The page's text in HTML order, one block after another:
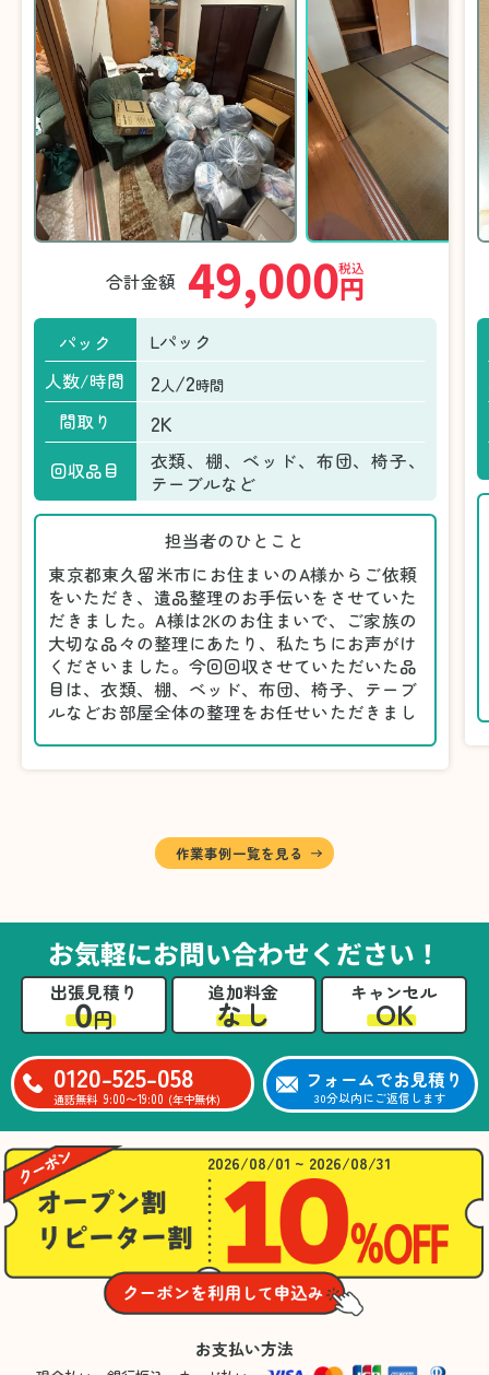
合計金額 49,000円
税込
パック
Lパック
人数/時間
2人 /2時間
間取り 2K
回収品目
衣類、棚、ベッド、布団、椅子、
テーブルなど
担当者のひとこと
東京都東久留米市にお住まいのA様からご依頼
をいただき、遺品整理のお手伝いをさせていた
だきました。A様は2Kのお住まいで、ご家族の
大切な品々の整理にあたり、私たちにお声がけ
くださいました。今回回収させていただいた品
目は、衣類、棚、ベッド、布団、椅子、テーブ
ルなどお部屋全体の整理をお任せいただきまし
に仕分けしました。
A様から「手際よく進めてくれて助かりまし
るのは難しかったと思います」との温かいお言
葉をいただきました。遺品整理という心の負担
が大きい作業において、少しでもA様の力にな
れたことをスタッフ一同嬉しく思います。
作業事例一覧を見る
お気軽にお問い合わせください！
出張見積り
0円
追加料金
なし
キャンセル
OK
0120-525-058
通話無料 9:00〜19:00 (年中無休)
フォームでお見積り
30分以内にご返信します
2026/08/01 ~ 2026/08/31
お支払い方法